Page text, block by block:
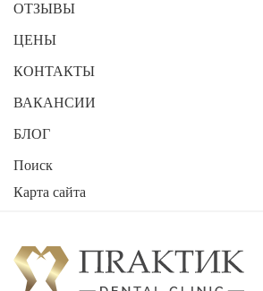
ОТЗЫВЫ
ЦЕНЫ
КОНТАКТЫ
ВАКАНСИИ
БЛОГ
Поиск
Карта сайта